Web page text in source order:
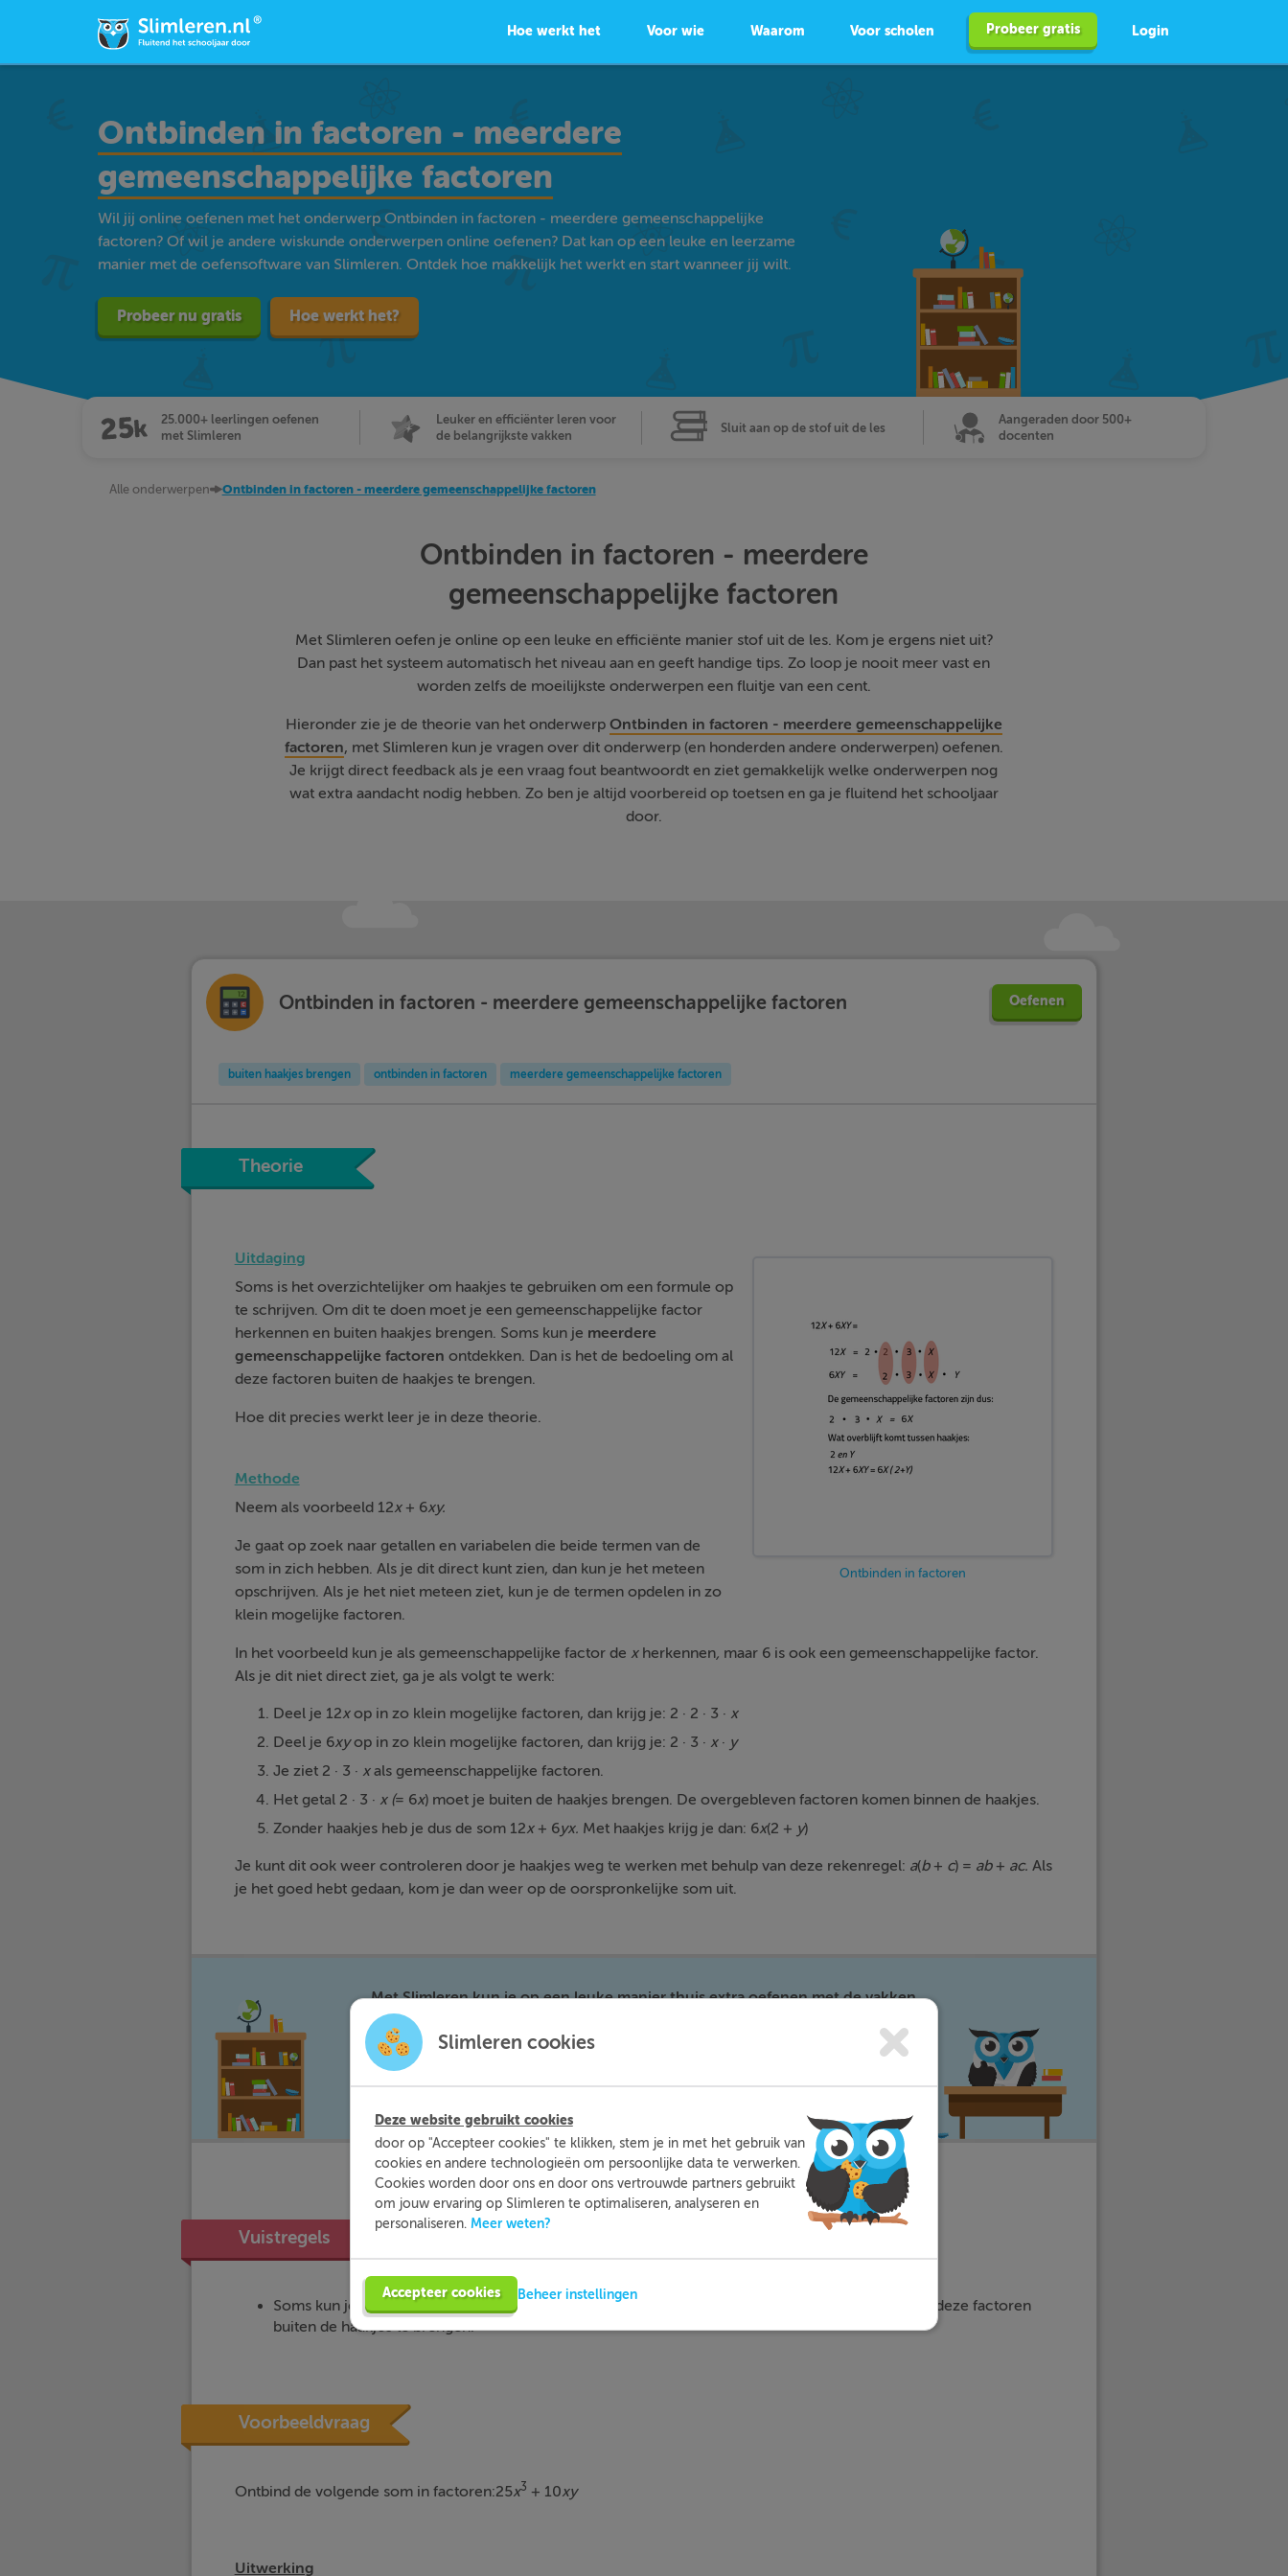
Hoe werkt het Voor wie Waarom Voor scholen Probeer gratis Login
Ontbinden in factoren - meerdere
gemeenschappelijke factoren
Wil jij online oefenen met het onderwerp Ontbinden in factoren - meerdere gemeenschappelijke
factoren? Of wil je andere wiskunde onderwerpen online oefenen? Dat kan op een leuke en leerzame
manier met de oefensoftware van Slimleren. Ontdek hoe makkelijk het werkt en start wanneer jij wilt.
Probeer nu gratis Hoe werkt het?
25.000+ leerlingen oefenen
met Slimleren
Leuker en efficiënter leren voor
de belangrijkste vakken
Sluit aan op de stof uit de les
Aangeraden door 500+
docenten
Alle onderwerpen Ontbinden in factoren - meerdere gemeenschappelijke factoren
Ontbinden in factoren - meerdere
gemeenschappelijke factoren
Met Slimleren oefen je online op een leuke en efficiënte manier stof uit de les. Kom je ergens niet uit?
Dan past het systeem automatisch het niveau aan en geeft handige tips. Zo loop je nooit meer vast en
worden zelfs de moeilijkste onderwerpen een fluitje van een cent.
Hieronder zie je de theorie van het onderwerp Ontbinden in factoren - meerdere gemeenschappelijke
factoren, met Slimleren kun je vragen over dit onderwerp (en honderden andere onderwerpen) oefenen.
Je krijgt direct feedback als je een vraag fout beantwoordt en ziet gemakkelijk welke onderwerpen nog
wat extra aandacht nodig hebben. Zo ben je altijd voorbereid op toetsen en ga je fluitend het schooljaar
door.
Ontbinden in factoren - meerdere gemeenschappelijke factoren Oefenen
buiten haakjes brengen ontbinden in factoren meerdere gemeenschappelijke factoren
Theorie
Ontbinden in factoren
Uitdaging
Soms is het overzichtelijker om haakjes te gebruiken om een formule op
te schrijven. Om dit te doen moet je een gemeenschappelijke factor
herkennen en buiten haakjes brengen. Soms kun je meerdere
gemeenschappelijke factoren ontdekken. Dan is het de bedoeling om al
deze factoren buiten de haakjes te brengen.
Hoe dit precies werkt leer je in deze theorie.
Methode
Neem als voorbeeld 12x + 6xy.
Je gaat op zoek naar getallen en variabelen die beide termen van de
som in zich hebben. Als je dit direct kunt zien, dan kun je het meteen
opschrijven. Als je het niet meteen ziet, kun je de termen opdelen in zo
klein mogelijke factoren.
In het voorbeeld kun je als gemeenschappelijke factor de x herkennen, maar 6 is ook een gemeenschappelijke factor.
Als je dit niet direct ziet, ga je als volgt te werk:
Deel je 12xop in zo klein mogelijke factoren, dan krijg je: 2 · 2 · 3 · x
Deel je 6xyop in zo klein mogelijke factoren, dan krijg je: 2 · 3 · x· y
Je ziet 2 · 3 · xals gemeenschappelijke factoren.
Het getal 2 · 3 · x (= 6x) moet je buiten de haakjes brengen. De overgebleven factoren komen binnen de haakjes.
Zonder haakjes heb je dus de som 12x + 6yx. Met haakjes krijg je dan: 6x(2 + y)
Je kunt dit ook weer controleren door je haakjes weg te werken met behulp van deze rekenregel: a(b+ c) = ab+ ac. Als
je het goed hebt gedaan, kom je dan weer op de oorspronkelijke som uit.
Met Slimleren kun je op een leuke manier thuis extra oefenen met de vakken
waar jij moeite mee hebt. Zo ben je beter voorbereid en heb je nooit meer stress
Vuistregels
Soms kun je meerdere gemeenschappelijke factoren
ontdekken. Dan is het de bedoeling om al deze factoren
buiten de haakjes te brengen.
Voorbeeldvraag
Ontbind de volgende som in factoren:25x3 + 10xy
Uitwerking
Slimleren cookies
Deze website gebruikt cookies
door op "Accepteer cookies" te klikken, stem je in met het gebruik van
cookies en andere technologieën om persoonlijke data te verwerken.
Cookies worden door ons en door ons vertrouwde partners gebruikt
om jouw ervaring op Slimleren te optimaliseren, analyseren en
personaliseren. Meer weten?
Accepteer cookies Beheer instellingen